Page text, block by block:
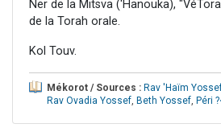
Ner de la Mitsva ('Hanouka),
de la Torah orale.
Kol Touv.
Mékorot / Sources : Rav 'Haïm
Rav Ovadia Yossef, Beth Yossef, Péri